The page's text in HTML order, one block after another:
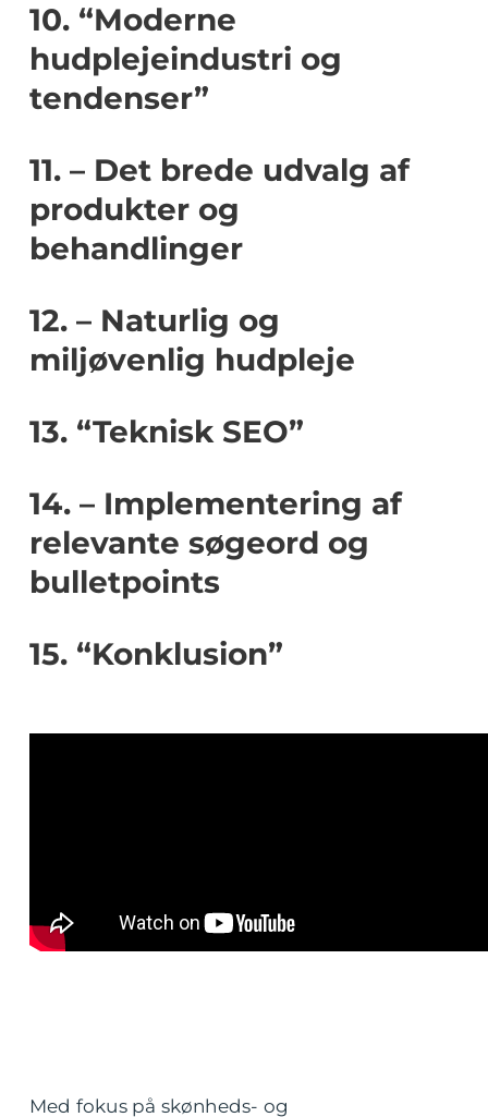
10. “Moderne
hudplejeindustri og
tendenser”
11. – Det brede udvalg af
produkter og
behandlinger
12. – Naturlig og
miljøvenlig hudpleje
13. “Teknisk SEO”
14. – Implementering af
relevante søgeord og
bulletpoints
15. “Konklusion”
Med fokus på skønheds- og